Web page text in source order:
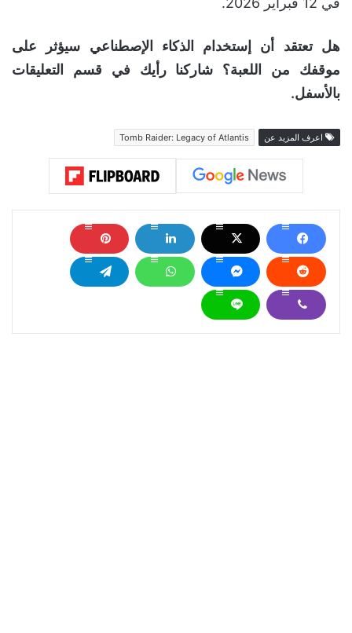
هل تعتقد أن إستخدام الذكاء الإصطناعي سيؤثر على
موقفك من اللعبة؟ شاركنا رأيك في قسم التعليقات
بالأسفل.
اعرف المزيد عن Tomb Raider: Legacy of Atlantis